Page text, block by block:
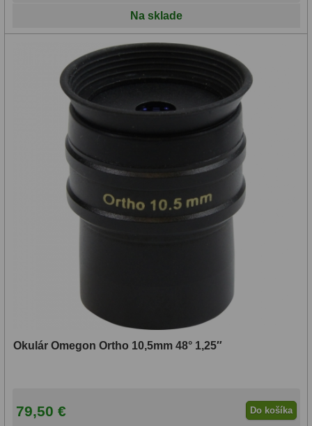
Na sklade
Okulár Omegon Ortho 10,5mm 48° 1,25″
79,50 € Do košíka